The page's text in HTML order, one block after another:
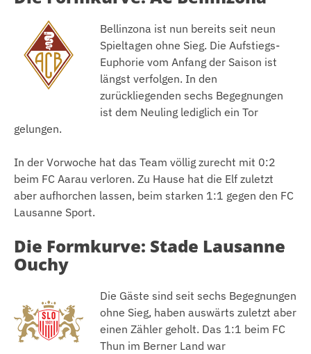
Bellinzona ist nun bereits seit neun
Spieltagen ohne Sieg. Die Aufstiegs-
Euphorie vom Anfang der Saison ist
längst verfolgen. In den
zurückliegenden sechs Begegnungen
ist dem Neuling lediglich ein Tor
gelungen.
In der Vorwoche hat das Team völlig zurecht mit 0:2
beim FC Aarau verloren. Zu Hause hat die Elf zuletzt
aber aufhorchen lassen, beim starken 1:1 gegen den FC
Lausanne Sport.
Die Formkurve: Stade Lausanne
Ouchy
Die Gäste sind seit sechs Begegnungen
ohne Sieg, haben auswärts zuletzt aber
einen Zähler geholt. Das 1:1 beim FC
Thun im Berner Land war